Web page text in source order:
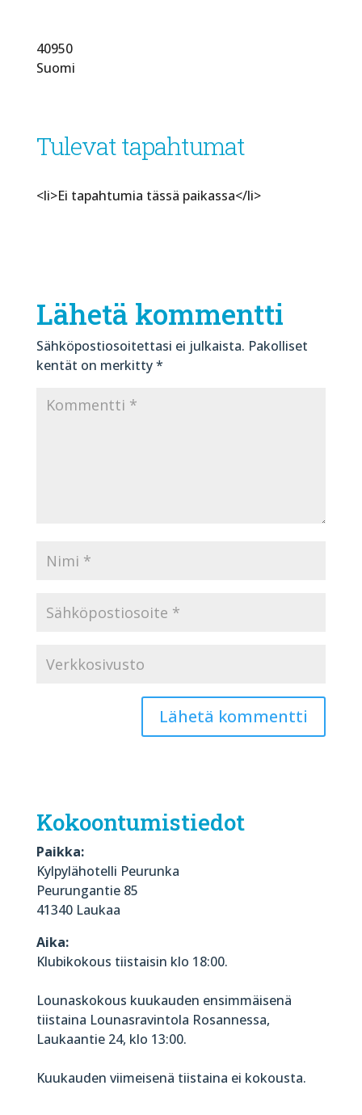
40950
Suomi
Tulevat tapahtumat
<li>Ei tapahtumia tässä paikassa</li>
Lähetä kommentti
Sähköpostiosoitettasi ei julkaista. Pakolliset
kentät on merkitty*
Kokoontumistiedot
Paikka:
Kylpylähotelli Peurunka
Peurungantie 85
41340 Laukaa
Aika:
Klubikokous tiistaisin klo 18:00.
Lounaskokous kuukauden ensimmäisenä
tiistaina Lounasravintola Rosannessa,
Laukaantie 24, klo 13:00.
Kuukauden viimeisenä tiistaina ei kokousta.